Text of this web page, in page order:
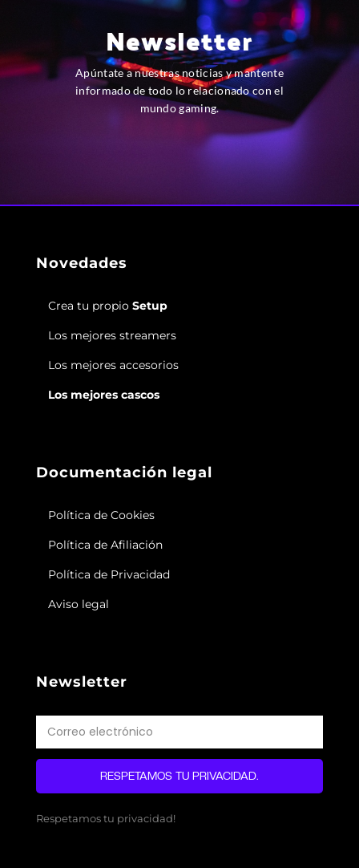
Newsletter
Apúntate a nuestras noticias y mantente
informado de todo lo relacionado con el
mundo gaming.
Novedades
Crea tu propio Setup
Los mejores streamers
Los mejores accesorios
Los mejores cascos
Documentación legal
Política de Cookies
Política de Afiliación
Política de Privacidad
Aviso legal
Newsletter
RESPETAMOS TU PRIVACIDAD.
Respetamos tu privacidad!